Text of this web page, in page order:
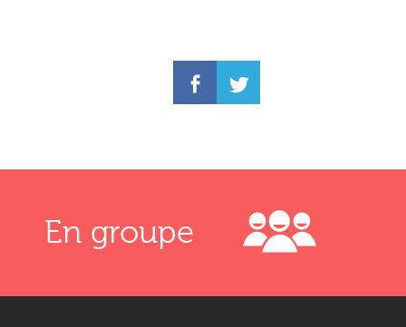
En groupe